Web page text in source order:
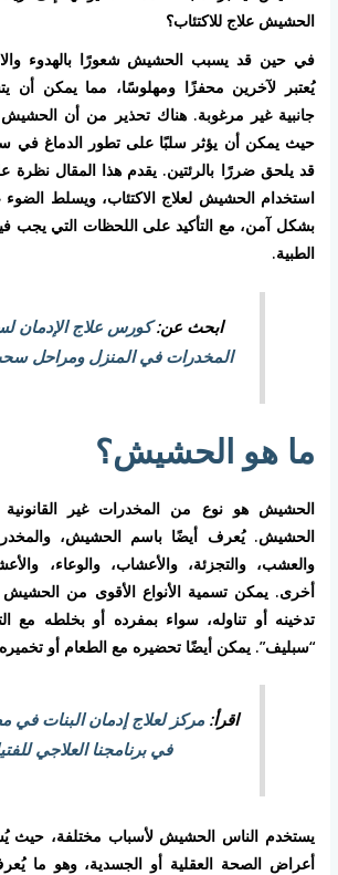
الحشيش علاج للاكتئاب؟
في حين قد يسبب الحشيش شعورًا بالهدوء
يُعتبر لآخرين محفزًا ومهلوسًا، مما يمكن أن
جانبية غير مرغوبة. هناك تحذير من أن الحشيش
حيث يمكن أن يؤثر سلبًا على تطور الدماغ في
قد يلحق ضررًا بالرئتين. يقدم هذا المقال نظرة
استخدام الحشيش لعلاج الاكتئاب، ويسلط
بشكل آمن، مع التأكيد على اللحظات التي يجب
الطبية.
ابحث عن:كورس علاج
المخدرات في المنزل ومراحل
ما هو الحشيش؟
الحشيش هو نوع من المخدرات غير
الحشيش. يُعرف أيضًا باسم الحشيش، والمخدر،
والعشب، والتجزئة، والأعشاب، والوعاء،
أخرى. يمكن تسمية الأنواع الأقوى من الحشيش
تدخينه أو تناوله، سواء بمفرده أو بخلطه مع
“سبليف”. يمكن أيضًا تحضيره مع الطعام أو
اقرأ:مركز لعلاج إدمان البنات في
في برنامجنا العلاجي
يستخدم الناس الحشيش لأسباب مختلفة، حيث
أعراض الصحة العقلية أو الجسدية، وهو ما